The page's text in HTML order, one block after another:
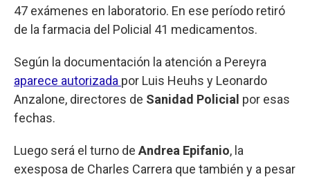
47 exámenes en laboratorio. En ese período retiró
de la farmacia del Policial 41 medicamentos.
Según la documentación la atención a Pereyra
aparece autorizada por Luis Heuhs y Leonardo
Anzalone, directores de Sanidad Policial por esas
fechas.
Luego será el turno de Andrea Epifanio, la
exesposa de Charles Carrera que también y a pesar